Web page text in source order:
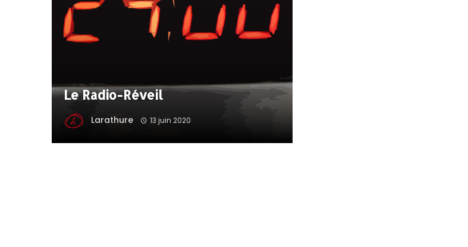
Le Radio-Réveil
Larathure 13 juin 2020